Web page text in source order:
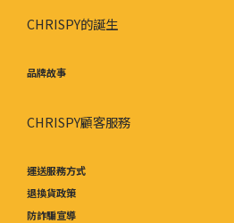
CHRISPY的誕生
品牌故事
CHRISPY顧客服務
運送服務方式
退換貨政策
防詐騙宣導